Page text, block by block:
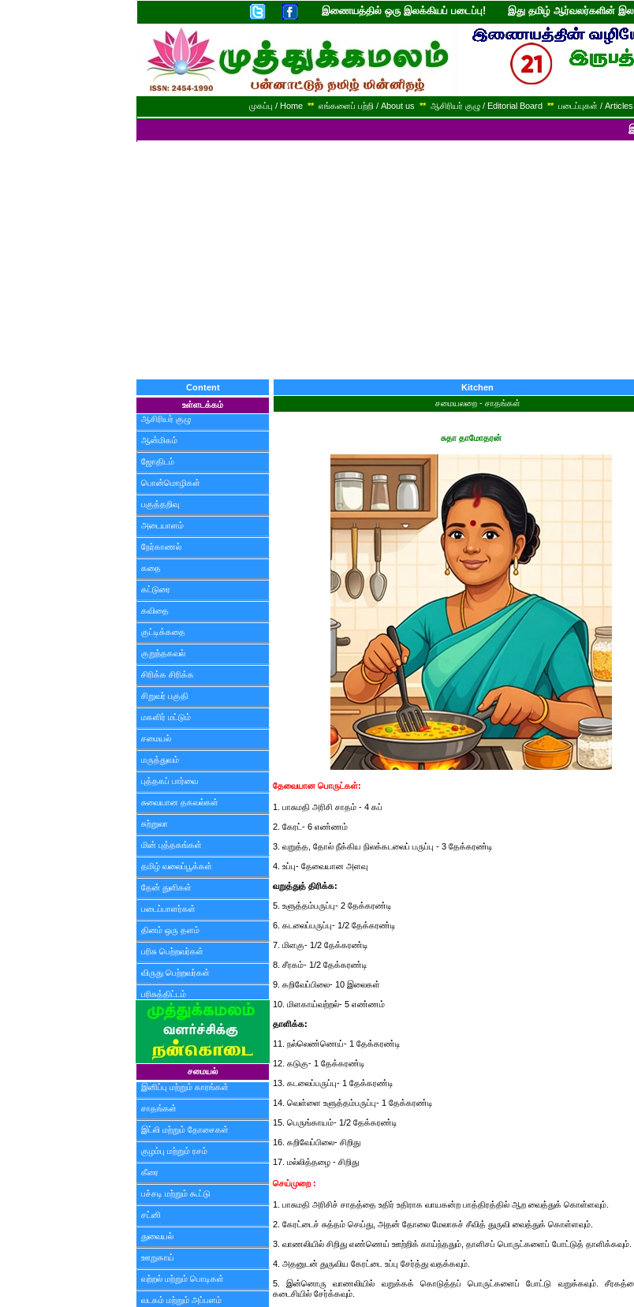
இணையத்தில் ஒரு இலக்கியப் படைப்பு! இது தமிழ் ஆர்வலர்களின்
முகப்பு / Home ** எங்களைப் பற்றி / About us ** ஆசிரியர் குழு / Editorial Board ** படைப்புகள் / Articles
Content
உள்ளடக்கம்
ஆசிரியர் குழு
ஆன்மிகம்
ஜோதிடம்
பொன்மொழிகள்
பகுத்தறிவு
அடையாளம்
நேர்காணல்
கதை
கட்டுரை
கவிதை
குட்டிக்கதை
குறுந்தகவல்
சிரிக்க சிரிக்க
சிறுவர் பகுதி
மகளிர் மட்டும்
சமையல்
மருத்துவம்
புத்தகப் பார்வை
சுவையான தகவல்கள்
சுற்றுலா
மின் புத்தகங்கள்
தமிழ் வலைப்பூக்கள்
தேன் துளிகள்
படைப்பாளர்கள்
தினம் ஒரு தளம்
பரிசு பெற்றவர்கள்
விருது பெற்றவர்கள்
பரிசுத்திட்டம்
சமையல்
இனிப்பு மற்றும் காரங்கள்
சாதங்கள்
இட்லி மற்றும் தோசைகள்
குழம்பு மற்றும் ரசம்
கீரை
பச்சடி மற்றும் கூட்டு
சட்னி
துவையல்
ஊறுகாய்
வற்றல் மற்றும் பொடிகள்
வடகம் மற்றும் அப்பளம்
Kitchen
சமையலறை - சாதங்கள்
சுதா தாமோதரன்
தேவையான பொருட்கள்:
1. பாசுமதி அரிசி சாதம் - 4 கப்
2. கேரட்- 6 எண்ணம்
3. வறுத்த, தோல் நீக்கிய நிலக்கடலைப் பருப்பு - 3 தேக்கரண்டி
4. உப்பு- தேவையான அளவு
வறுத்துத் திரிக்க:
5. உளுத்தம்பருப்பு- 2 தேக்கரண்டி
6. கடலைப்பருப்பு- 1/2 தேக்கரண்டி
7. மிளகு- 1/2 தேக்கரண்டி
8. சீரகம்- 1/2 தேக்கரண்டி
9. கறிவேப்பிலை- 10 இலைகள்
10. மிளகாய்வற்றல்- 5 எண்ணம்
தாளிக்க:
11. நல்லெண்ணெய்- 1 தேக்கரண்டி
12. கடுகு- 1 தேக்கரண்டி
13. கடலைப்பருப்பு- 1 தேக்கரண்டி
14. வெள்ளை உளுத்தம்பருப்பு- 1 தேக்கரண்டி
15. பெருங்காயம்- 1/2 தேக்கரண்டி
16. கறிவேப்பிலை- சிறிது
17. மல்லித்தழை - சிறிது
செய்முறை :
1. பாசுமதி அரிசிச் சாதத்தை உதிர் உதிராக வாயகன்ற பாத்திரத்தில் ஆற வைத்துக் கொள்ளவும்.
2. கேரட்டைச் சுத்தம் செய்து, அதன் தோலை மேலாகச் சீவித் துருவி வைத்துக் கொள்ளவும்.
3. வாணலியில் சிறிது எண்ணெய் ஊற்றிக் காய்ந்ததும், தாளிசப் பொருட்களைப் போட்டுத் தாளிக்கவும்.
4. அதனுடன் துருவிய கேரட்டை உப்பு சேர்த்து வதக்கவும்.
5. இன்னொரு வாணலியில் வறுக்கக் கொடுத்தப் பொருட்களைப் போட்டு வறுக்கவும்.
கடைசியில் சேர்க்கவும்.